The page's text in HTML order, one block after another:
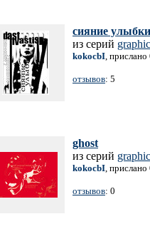
сияние улыбки
из серий
kokocbI,
отзывов: 5
ghost
из серий
kokocbI,
отзывов: 0